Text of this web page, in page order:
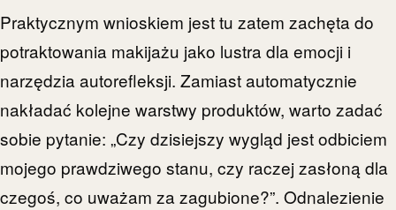
Praktycznym wnioskiem jest tu zatem zachęta do
potraktowania makijażu jako lustra dla emocji i
narzędzia autorefleksji. Zamiast automatycznie
nakładać kolejne warstwy produktów, warto zadać
sobie pytanie: „Czy dzisiejszy wygląd jest odbiciem
mojego prawdziwego stanu, czy raczej zasłoną dla
czegoś, co uważam za zagubione?”. Odnalezienie